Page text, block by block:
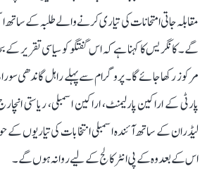
مقابلہ جاتی امتحانات کی تیاری کرنے والے طلبہ کے ساتھ
گے۔ کانگریس کا کہنا ہے کہ اس گفتگو کو سیاسی تقریر
مرکوز رکھا جائے گا۔ پروگرام سے پہلے راہل گاندھی
پارٹی کے اراکین پارلیمنٹ، اراکین اسمبلی، ریاستی
لیڈران کے ساتھ آئندہ اسمبلی انتخابات کی
اس کے بعد وہ کے پی انٹر کالج کے لیے روانہ ہوں گے۔